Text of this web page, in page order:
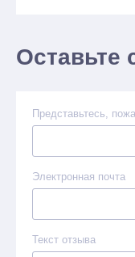
Оставьте
Представьтесь,
Электронная почта
Текст отзыва